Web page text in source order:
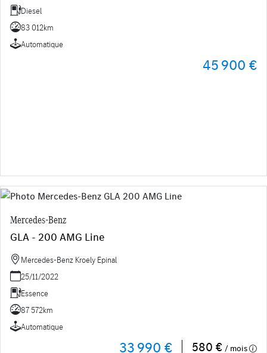
Diesel
83 012km
Automatique
45 900 €
Mercedes-Benz
GLA - 200 AMG Line
Mercedes-Benz Kroely Epinal
25/11/2022
Essence
87 572km
Automatique
33 990 € 580 € / mois